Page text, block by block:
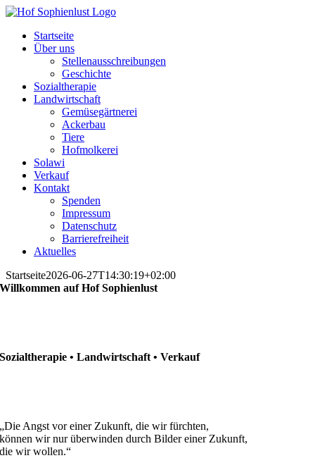
Skip
contentStartseite
Über uns
Stellenausschreibungen
Geschichte
Sozialtherapie
Landwirtschaft
Gemüsegärtnerei
Ackerbau
Tiere
Hofmolkerei
Solawi
Verkauf
Kontakt
Spenden
Impressum
Datenschutz
Barrierefreiheit
Aktuelles
Startseite2026-06-27T14:30:19+02:00
Willkommen auf Hof Sophienlust
Sozialtherapie • Landwirtschaft • Verkauf
„Die Angst vor einer Zukunft, die wir fürchten,
können wir nur überwinden durch Bilder einer Zukunft,
die wir wollen.“